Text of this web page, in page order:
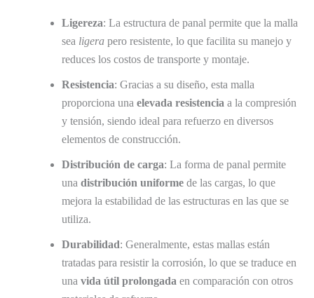
Ligereza: La estructura de panal permite que la malla
sea ligera pero resistente, lo que facilita su manejo y
reduces los costos de transporte y montaje.
Resistencia: Gracias a su diseño, esta malla
proporciona una elevada resistencia a la compresión
y tensión, siendo ideal para refuerzo en diversos
elementos de construcción.
Distribución de carga: La forma de panal permite
una distribución uniforme de las cargas, lo que
mejora la estabilidad de las estructuras en las que se
utiliza.
Durabilidad: Generalmente, estas mallas están
tratadas para resistir la corrosión, lo que se traduce en
una vida útil prolongada en comparación con otros